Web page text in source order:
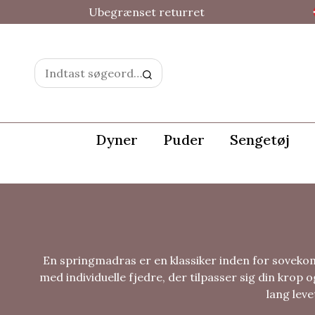
Ubegrænset returret
Dyner Puder Sengetøj
En springmadras er en klassiker inden for
med individuelle fjedre, der tilpasser sig din krop
lang